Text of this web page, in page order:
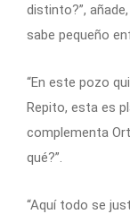
distinto?”,
sabe pequeño
“En este pozo
Repito, esta es
complementa
qué?”.
“Aquí todo se